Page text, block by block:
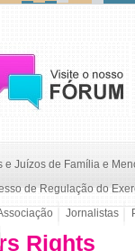
e Juízos de Família e
de Regulação do
Jornalistas
Rights